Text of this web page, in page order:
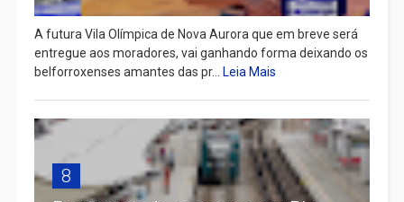
A futura Vila Olímpica de Nova Aurora que em breve será
entregue aos moradores, vai ganhando forma deixando os
belforroxenses amantes das pr... Leia Mais
8